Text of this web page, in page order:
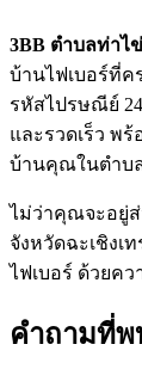
3BB ตำบลท่าไ
บ้านไฟเบอร์ที่ค
รหัสไปรษณีย์
และรวดเร็ว พ
บ้านคุณในตำบ
ไม่ว่าคุณจะอยู่ส่
จังหวัดฉะเชิงเท
ไฟเบอร์ ด้วยคว
คำถามที่พ